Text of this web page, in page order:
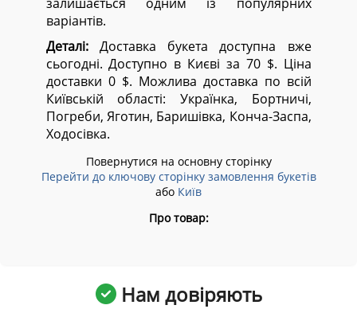
варіантів.
Деталі:Доставка букета доступна вже
сьогодні. Доступно в Києві за 70 $. Ціна
доставки 0 $. Можлива доставка по всій
Київській області: Українка, Бортничі,
Погреби, Яготин, Баришівка, Конча-Заспа,
Ходосівка.
Повернутися на основну сторінку
Перейти до ключову сторінку замовлення букетів
або Київ
Про товар:
Нам довіряють